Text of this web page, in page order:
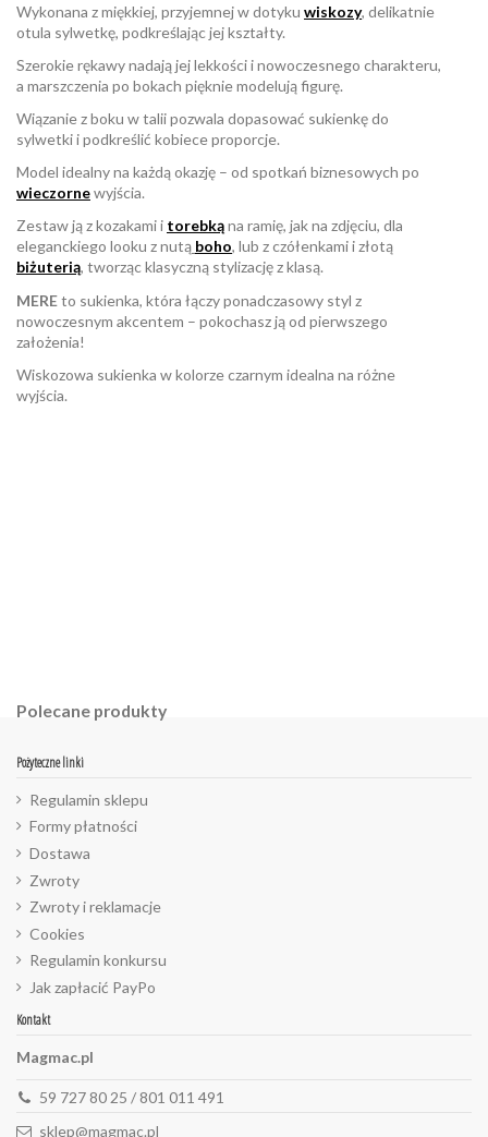
Wykonana z miękkiej, przyjemnej w dotyku wiskozy, delikatnie
otula sylwetkę, podkreślając jej kształty.
Szerokie rękawy nadają jej lekkości i nowoczesnego charakteru,
a marszczenia po bokach pięknie modelują figurę.
Wiązanie z boku w talii pozwala dopasować sukienkę do
sylwetki i podkreślić kobiece proporcje.
Model idealny na każdą okazję – od spotkań biznesowych po
wieczornewyjścia.
Zestaw ją z kozakami i torebkąna ramię, jak na zdjęciu, dla
eleganckiego looku z nutą boho, lub z czółenkami i złotą
biżuterią, tworząc klasyczną stylizację z klasą.
MEREto sukienka, która łączy ponadczasowy styl z
nowoczesnym akcentem – pokochasz ją od pierwszego
założenia!
Wiskozowa sukienka w kolorze czarnym idealna na różne
wyjścia.
Polecane produkty
Pożyteczne linki
Regulamin sklepu
Formy płatności
Dostawa
Zwroty
Zwroty i reklamacje
Cookies
Regulamin konkursu
Jak zapłacić PayPo
Kontakt
Magmac.pl
59 727 80 25 / 801 011 491
sklep@magmac.pl